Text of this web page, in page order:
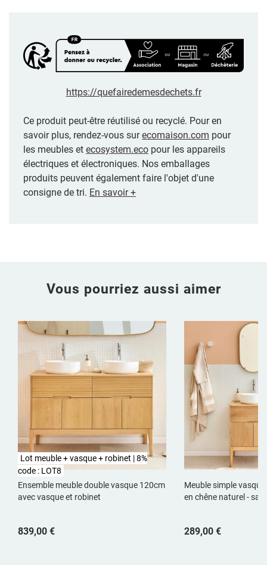
https://quefairedemesdechets.fr
Ce produit peut-être réutilisé ou recyclé. Pour en
savoir plus, rendez-vous surecomaison.com pour
les meubles et ecosystem.eco pour les appareils
électriques et électroniques. Nos emballages
produits peuvent également faire l'objet d'une
consigne de tri. En savoir +
Vous pourriez aussi aimer
Lot meuble + vasque + robinet | 8%
code : LOT8
Ensemble meuble double vasque 120cm
avec vasque et robinet
839,00 €
Meuble simple
en chêne naturel -
289,00 €